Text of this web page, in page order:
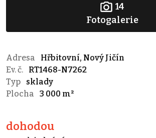
14
Fotogalerie
Adresa
Hřbitovní, Nový Jičín
Ev. č.
RT1468-N7262
Typ
sklady
Plocha
3 000 m²
dohodou